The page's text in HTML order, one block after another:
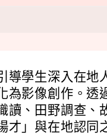
導學生深入在地
為影像創作。透
讀、田野調查、
才」與在地認同